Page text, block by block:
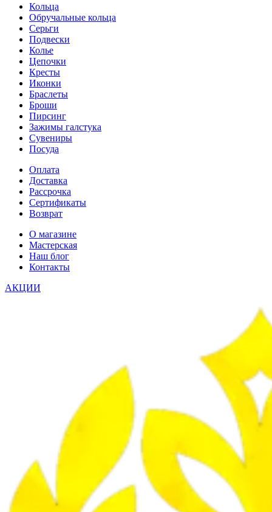
Кольца
Обручальные кольца
Серьги
Подвески
Колье
Цепочки
Кресты
Иконки
Браслеты
Броши
Пирсинг
Зажимы галстука
Сувениры
Посуда
Оплата
Доставка
Рассрочка
Сертификаты
Возврат
О магазине
Мастерская
Наш блог
Контакты
АКЦИИ